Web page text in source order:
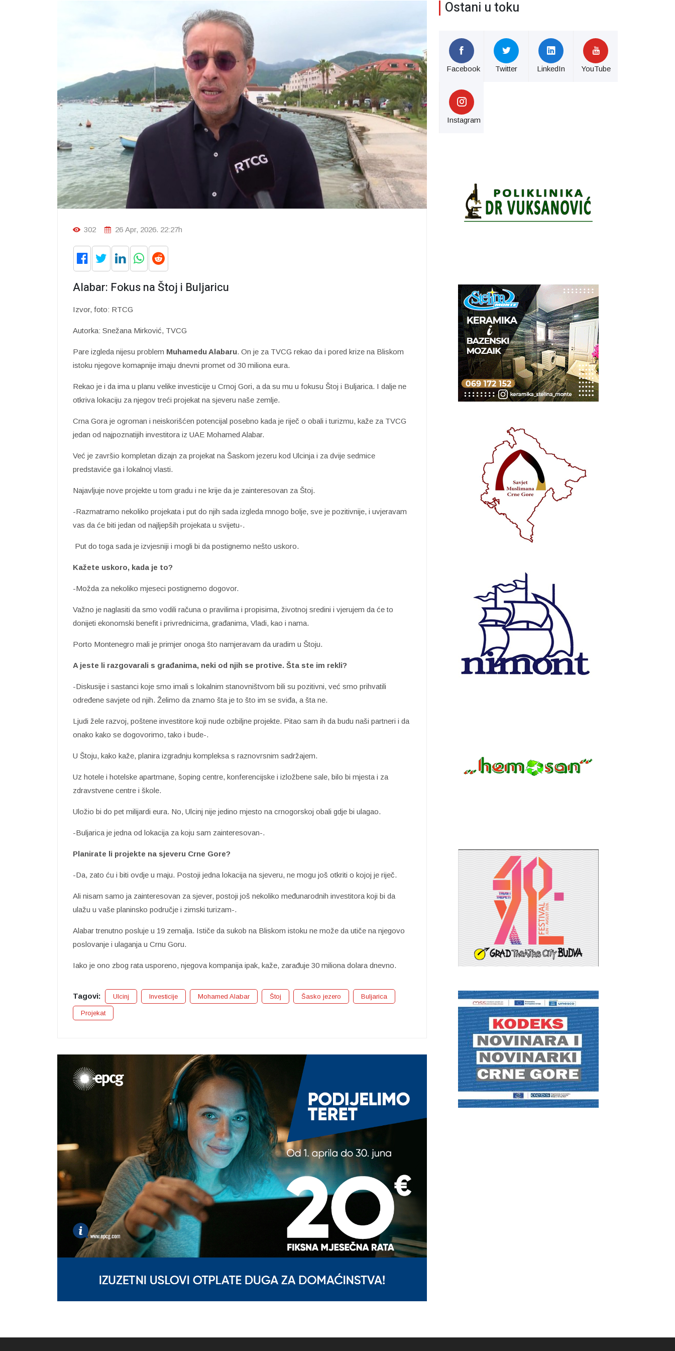
302 26 Apr, 2026. 22:27h
Alabar: Fokus na Štoj i Buljaricu
Izvor, foto: RTCG
Autorka: Snežana Mirković, TVCG
Pare izgleda nijesu problem Muhamedu Alabaru. On je za TVCG rekao da i pored krize na Bliskom
istoku njegove komapnije imaju dnevni promet od 30 miliona eura.
Rekao je i da ima u planu velike investicije u Crnoj Gori, a da su mu u fokusu Štoj i Buljarica. I dalje ne
otkriva lokaciju za njegov treći projekat na sjeveru naše zemlje.
Crna Gora je ogroman i neiskorišćen potencijal posebno kada je riječ o obali i turizmu, kaže za TVCG
jedan od najpoznatijih investitora iz UAE Mohamed Alabar.
Već je završio kompletan dizajn za projekat na Šaskom jezeru kod Ulcinja i za dvije sedmice
predstaviće ga i lokalnoj vlasti.
Najavljuje nove projekte u tom gradu i ne krije da je zainteresovan za Štoj.
-Razmatramo nekoliko projekata i put do njih sada izgleda mnogo bolje, sve je pozitivnije, i uvjeravam
vas da će biti jedan od najljepših projekata u svijetu-.
Put do toga sada je izvjesniji i mogli bi da postignemo nešto uskoro.
Kažete uskoro, kada je to?
-Možda za nekoliko mjeseci postignemo dogovor.
Važno je naglasiti da smo vodili računa o pravilima i propisima, životnoj sredini i vjerujem da će to
donijeti ekonomski benefit i privrednicima, građanima, Vladi, kao i nama.
Porto Montenegro mali je primjer onoga što namjeravam da uradim u Štoju.
A jeste li razgovarali s građanima, neki od njih se protive. Šta ste im rekli?
-Diskusije i sastanci koje smo imali s lokalnim stanovništvom bili su pozitivni, već smo prihvatili
određene savjete od njih. Želimo da znamo šta je to što im se sviđa, a šta ne.
Ljudi žele razvoj, poštene investitore koji nude ozbiljne projekte. Pitao sam ih da budu naši partneri i da
onako kako se dogovorimo, tako i bude-.
U Štoju, kako kaže, planira izgradnju kompleksa s raznovrsnim sadržajem.
Uz hotele i hotelske apartmane, šoping centre, konferencijske i izložbene sale, bilo bi mjesta i za
zdravstvene centre i škole.
Uložio bi do pet milijardi eura. No, Ulcinj nije jedino mjesto na crnogorskoj obali gdje bi ulagao.
-Buljarica je jedna od lokacija za koju sam zainteresovan-.
Planirate li projekte na sjeveru Crne Gore?
-Da, zato ću i biti ovdje u maju. Postoji jedna lokacija na sjeveru, ne mogu još otkriti o kojoj je riječ.
Ali nisam samo ja zainteresovan za sjever, postoji još nekoliko međunarodnih investitora koji bi da
ulažu u vaše planinsko područje i zimski turizam-.
Alabar trenutno posluje u 19 zemalja. Ističe da sukob na Bliskom istoku ne može da utiče na njegovo
poslovanje i ulaganja u Crnu Goru.
Iako je ono zbog rata usporeno, njegova kompanija ipak, kaže, zarađuje 30 miliona dolara dnevno.
Tagovi: Ulcinj Investicije Mohamed Alabar Štoj Šasko jezero Buljarica
Projekat
Ostani u toku
Facebook Twitter LinkedIn YouTube
Instagram